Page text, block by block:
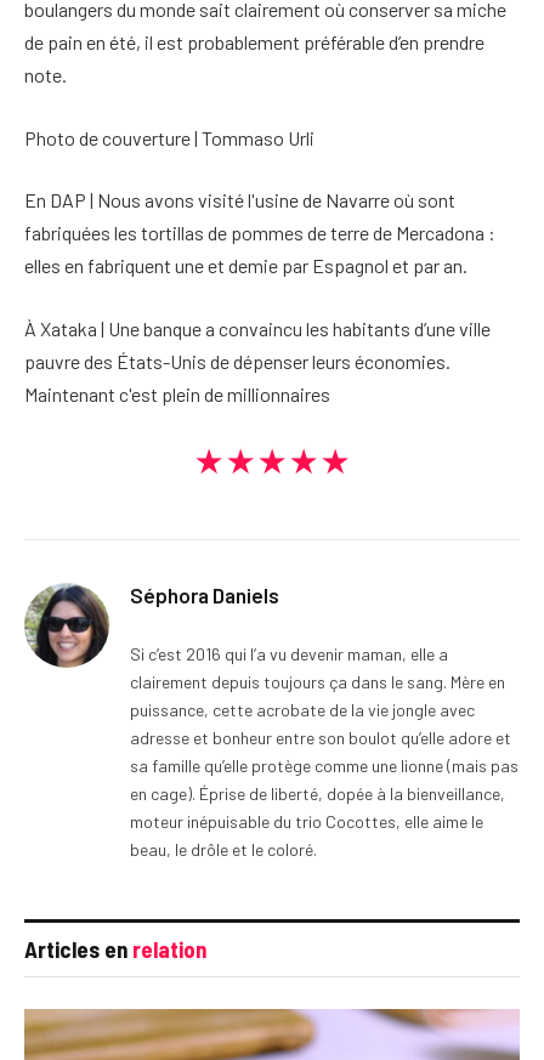
boulangers du monde sait clairement où conserver sa miche
de pain en été, il est probablement préférable d’en prendre
note.
Photo de couverture | Tommaso Urli
En DAP | Nous avons visité l'usine de Navarre où sont
fabriquées les tortillas de pommes de terre de Mercadona :
elles en fabriquent une et demie par Espagnol et par an.
À Xataka | Une banque a convaincu les habitants d’une ville
pauvre des États-Unis de dépenser leurs économies.
Maintenant c'est plein de millionnaires
★★★★★
Séphora Daniels
Si c’est 2016 qui l’a vu devenir maman, elle a
clairement depuis toujours ça dans le sang. Mère en
puissance, cette acrobate de la vie jongle avec
adresse et bonheur entre son boulot qu’elle adore et
sa famille qu’elle protège comme une lionne (mais pas
en cage). Éprise de liberté, dopée à la bienveillance,
moteur inépuisable du trio Cocottes, elle aime le
beau, le drôle et le coloré.
Articles en relation